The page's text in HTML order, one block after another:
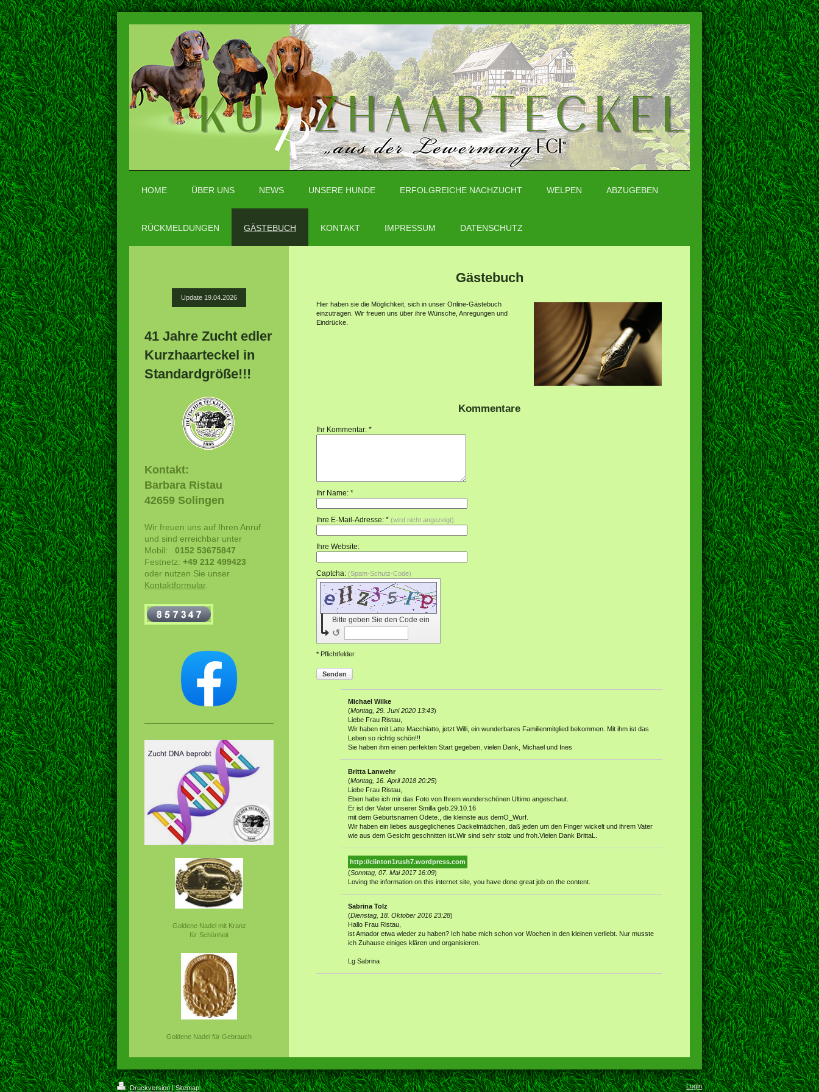
HOME ÜBER UNS NEWS UNSERE HUNDE ERFOLGREICHE NACHZUCHT WELPEN ABZUGEBEN
RÜCKMELDUNGEN GÄSTEBUCH KONTAKT IMPRESSUM DATENSCHUTZ
Gästebuch
Hier haben sie die Möglichkeit, sich in unser Online-Gästebuch
einzutragen. Wir freuen uns über ihre Wünsche, Anregungen und
Eindrücke.
Kommentare
Ihr Kommentar: *
Ihr Name: *
Ihre E-Mail-Adresse: *(wird nicht angezeigt)
Ihre Website:
Captcha:(Spam-Schutz-Code)
Bitte geben Sie den Code ein
↺
* Pflichtfelder
Senden
Michael Wilke
(Montag, 29. Juni 2020 13:43)
Liebe Frau Ristau,
Wir haben mit Latte Macchiatto, jetzt Willi, ein wunderbares Familienmitglied bekommen. Mit ihm ist das
Leben so richtig schön!!!
Sie haben ihm einen perfekten Start gegeben, vielen Dank, Michael und Ines
Britta Lanwehr
(Montag, 16. April 2018 20:25)
Liebe Frau Ristau,
Eben habe ich mir das Foto von Ihrem wunderschönen Ultimo angeschaut.
Er ist der Vater unserer Smilla geb.29.10.16
mit dem Geburtsnamen Odete., die kleinste aus demO_Wurf.
Wir haben ein liebes ausgeglichenes Dackelmädchen, daß jeden um den Finger wickelt und ihrem Vater
wie aus dem Gesicht geschnitten ist.Wir sind sehr stolz und froh.Vielen Dank BrittaL.
http://clinton1rush7.wordpress.com
(Sonntag, 07. Mai 2017 16:09)
Loving the information on this internet site, you have done great job on the content.
Sabrina Tolz
(Dienstag, 18. Oktober 2016 23:28)
Hallo Frau Ristau,
ist Amador etwa wieder zu haben? Ich habe mich schon vor Wochen in den kleinen verliebt. Nur musste
ich Zuhause einiges klären und organisieren.
Lg Sabrina
Update 19.04.2026
41 Jahre Zucht edler
Kurzhaarteckel in
Standardgröße!!!
Kontakt:
Barbara Ristau
42659 Solingen
Wir freuen uns auf Ihren Anruf
und sind erreichbar unter
Mobil: 0152 53675847
Festnetz: +49 212 499423
oder nutzen Sie unser
Kontaktformular.
Goldene Nadel mit Kranz
für Schönheit
Goldene Nadel für Gebrauch
Druckversion| Sitemap Login